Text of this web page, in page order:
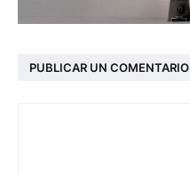
PUBLICAR UN COMENTARIO